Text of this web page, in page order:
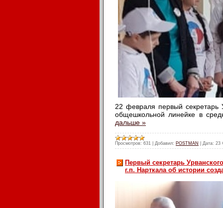
22 февраля первый секретарь
общешкольной линейке в
дальше »
Просмотров: 631 Добавил: POSTMAN Дата: 23
Первый секретарь
г.п. Нарткала об истории